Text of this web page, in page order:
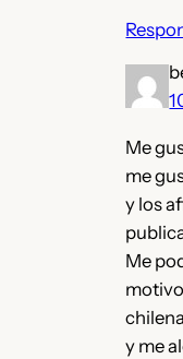
Me
me
y los
Me
y me